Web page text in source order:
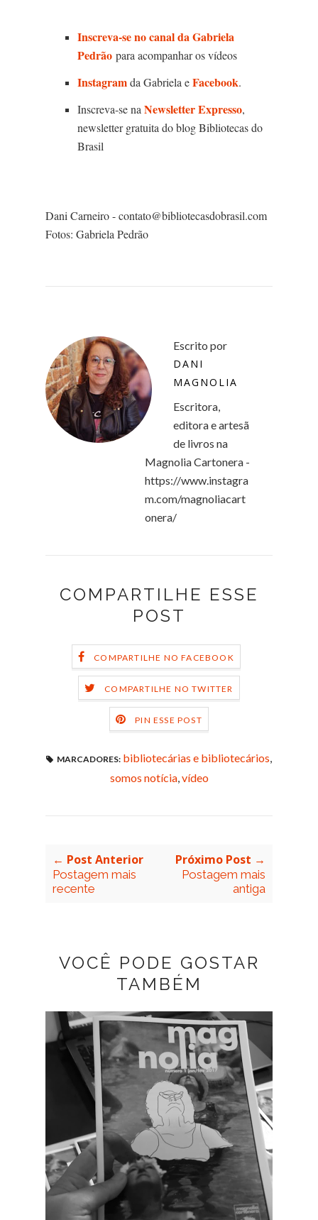
Inscreva-se no canal da Gabriela
Pedrão para acompanhar os vídeos
Instagramda Gabriela eFacebook.
Inscreva-se na Newsletter Expresso,
newsletter gratuita do blog Bibliotecas do
Brasil
Dani Carneiro - contato@bibliotecasdobrasil.com
Fotos: Gabriela Pedrão
Escrito por
DANI
MAGNOLIA
Escritora,
editora e artesã
de livros na
Magnolia Cartonera -
https://www.instagra
m.com/magnoliacart
onera/
COMPARTILHE ESSE
POST
COMPARTILHE NO FACEBOOK
COMPARTILHE NO TWITTER
PIN ESSE POST
MARCADORES: bibliotecárias e bibliotecários,
somos notícia,vídeo
← Post Anterior
Postagem mais
recente
Próximo Post →
Postagem mais
antiga
VOCÊ PODE GOSTAR
TAMBÉM